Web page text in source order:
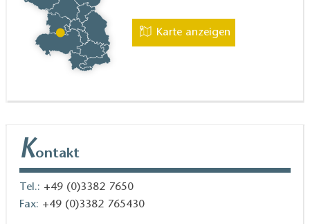
Karte anzeigen
Kontakt
Tel.: +49 (0)3382 7650
Fax: +49 (0)3382 765430